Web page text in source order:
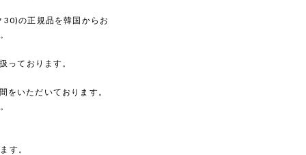
の正規品を韓国からお
っております。
をいただいております。
す。